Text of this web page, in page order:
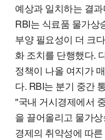
예상과 일치하는 결과
RBI는 식료품 물가상
부양 필요성이 더 크
화 조치를 단행했다.
정책이 나올 여지가
다. RBI는 분기 중간
"국내 거시경제에서
을 끌어올리고 물가
경제의 취약성에 따